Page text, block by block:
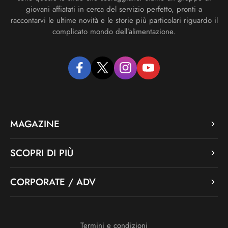
giovani affiatati in cerca del servizio perfetto, pronti a
raccontarvi le ultime novità e le storie più particolari riguardo il
complicato mondo dell’alimentazione.
facebooktwitter instagramyoutube
MAGAZINE
SCOPRI DI PIÙ
CORPORATE / ADV
Termini e condizioni